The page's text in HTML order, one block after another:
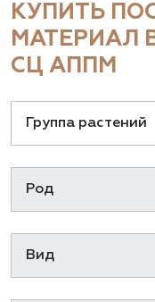
КУПИТЬ
МАТЕРИАЛ
СЦ АППМ